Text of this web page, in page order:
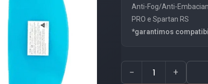
Anti-Fog/Anti-
PRO e Spartan RS
*garantimos
− +